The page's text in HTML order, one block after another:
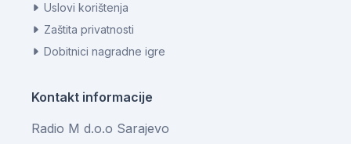
Uslovi korištenja
Zaštita privatnosti
Dobitnici nagradne igre
Kontakt informacije
Radio M d.o.o Sarajevo